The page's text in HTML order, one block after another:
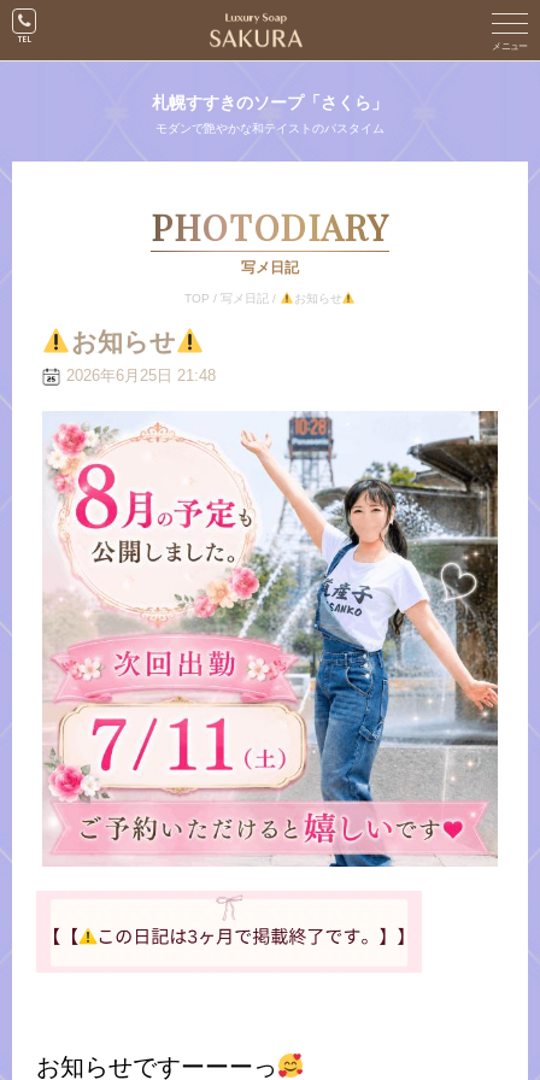
札幌すすきのソープ「さくら」
モダンで艶やかな和テイストのバスタイム
PHOTODIARY
写メ日記
TOP /写メ日記 / お知らせ
お知らせ
2026年6月25日 21:48
お知らせですーーーっ